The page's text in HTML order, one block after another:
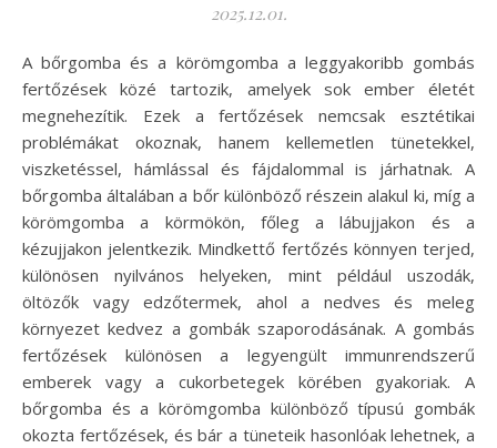
2025.12.01.
A bőrgomba és a körömgomba a leggyakoribb gombás
fertőzések közé tartozik, amelyek sok ember életét
megnehezítik. Ezek a fertőzések nemcsak esztétikai
problémákat okoznak, hanem kellemetlen tünetekkel,
viszketéssel, hámlással és fájdalommal is járhatnak. A
bőrgomba általában a bőr különböző részein alakul ki, míg a
körömgomba a körmökön, főleg a lábujjakon és a
kézujjakon jelentkezik. Mindkettő fertőzés könnyen terjed,
különösen nyilvános helyeken, mint például uszodák,
öltözők vagy edzőtermek, ahol a nedves és meleg
környezet kedvez a gombák szaporodásának. A gombás
fertőzések különösen a legyengült immunrendszerű
emberek vagy a cukorbetegek körében gyakoriak. A
bőrgomba és a körömgomba különböző típusú gombák
okozta fertőzések, és bár a tüneteik hasonlóak lehetnek, a